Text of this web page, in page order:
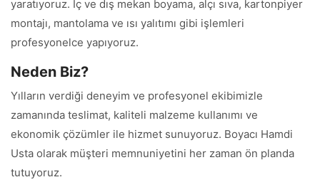
yaratıyoruz. İç ve dış mekan boyama, alçı sıva, kartonpiyer
montajı, mantolama ve ısı yalıtımı gibi işlemleri
profesyonelce yapıyoruz.
Neden Biz?
Yılların verdiği deneyim ve profesyonel ekibimizle
zamanında teslimat, kaliteli malzeme kullanımı ve
ekonomik çözümler ile hizmet sunuyoruz. Boyacı Hamdi
Usta olarak müşteri memnuniyetini her zaman ön planda
tutuyoruz.